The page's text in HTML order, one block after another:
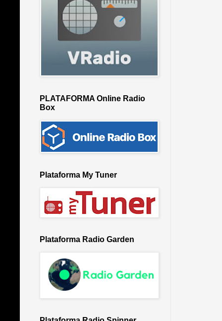
PLATAFORMA Online Radio
Box
Plataforma My Tuner
Plataforma Radio Garden